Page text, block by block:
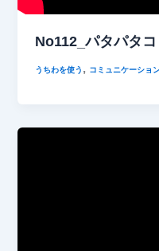
No112_パタパタ
うちわを使う , コミュニケーショ